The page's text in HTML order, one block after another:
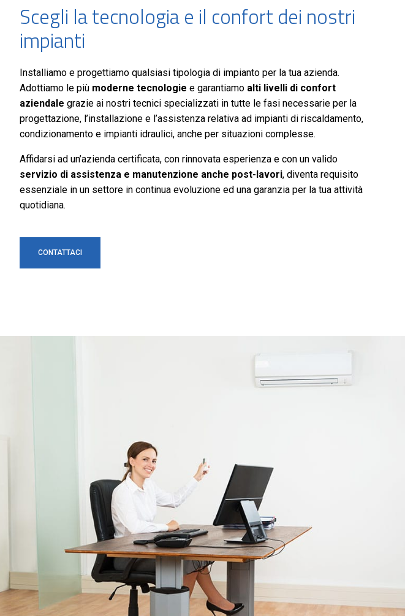
Scegli la tecnologia e il confort dei nostri
impianti
Installiamo e progettiamo qualsiasi tipologia di impianto per la tua azienda.
Adottiamo le più moderne tecnologie e garantiamo alti livelli di confort
aziendale grazie ai nostri tecnici specializzati in tutte le fasi necessarie per la
progettazione, l’installazione e l’assistenza relativa ad impianti di riscaldamento,
condizionamento e impianti idraulici, anche per situazioni complesse.
Affidarsi ad un’azienda certificata, con rinnovata esperienza e con un valido
servizio di assistenza e manutenzione anche post-lavori, diventa requisito
essenziale in un settore in continua evoluzione ed una garanzia per la tua attività
quotidiana.
CONTATTACI